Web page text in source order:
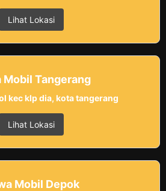
Lihat Lokasi
Mobil Tangerang
kec klp dia, kota tangerang
Lihat Lokasi
Mobil Depok